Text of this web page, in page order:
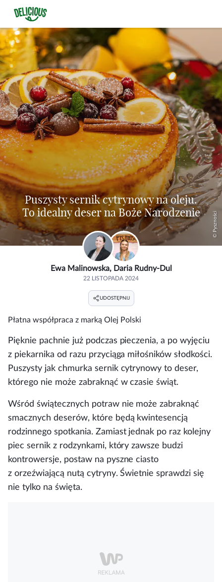
© Pyszności
Puszysty sernik cytrynowy na oleju.
To idealny deser na Boże Narodzenie
Ewa Malinowska Daria Rudny-Dul
22 LISTOPADA 2024
UDOSTĘPNIJ
Płatna współpraca z marką Olej Polski
Pięknie pachnie już podczas pieczenia, a po wyjęciu
z piekarnika od razu przyciąga miłośników słodkości.
Puszysty jak chmurka sernik cytrynowy to deser,
którego nie może zabraknąć w czasie świąt.
Wśród świątecznych potraw nie może zabraknąć
smacznych deserów, które będą kwintesencją
rodzinnego spotkania. Zamiast jednak po raz kolejny
piec sernik z rodzynkami, który zawsze budzi
kontrowersje, postaw na pyszne ciasto
z orzeźwiającą nutą cytryny. Świetnie sprawdzi się
nie tylko na święta.